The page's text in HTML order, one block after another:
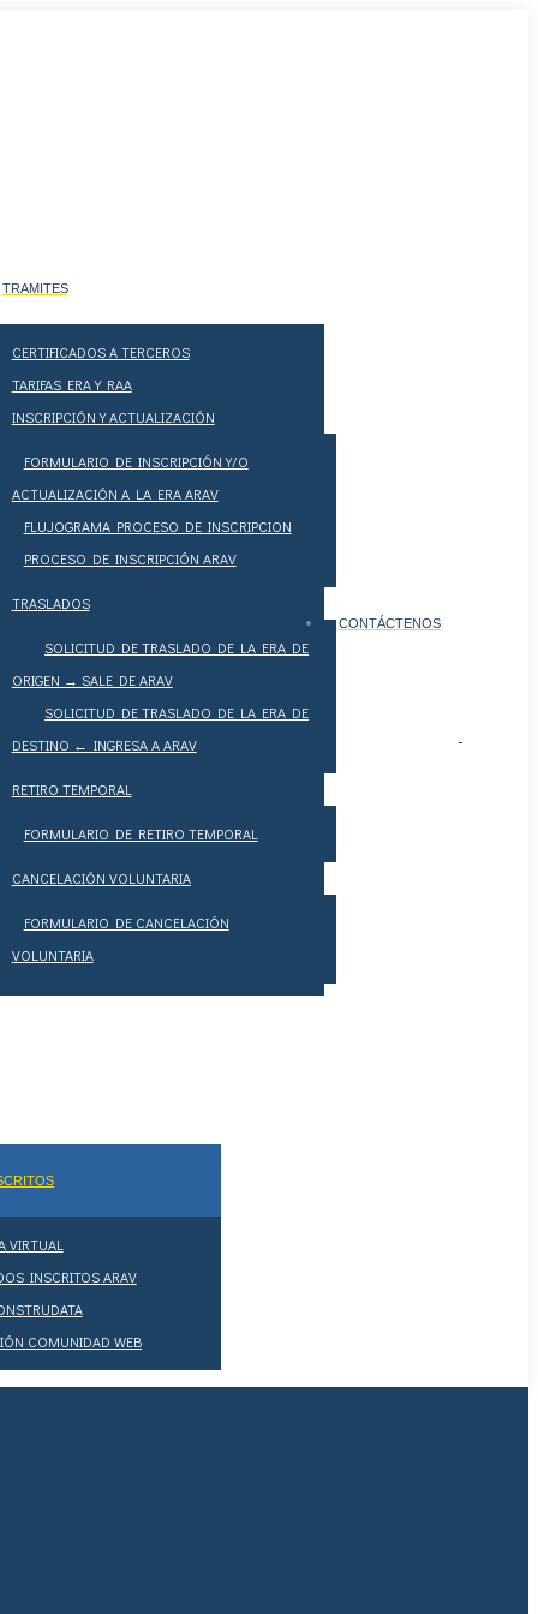
TRAMITES
CERTIFICADOS A TERCEROS
TARIFAS ERA Y RAA
INSCRIPCIÓN Y ACTUALIZACIÓN
FORMULARIO DE INSCRIPCIÓN Y/O
ACTUALIZACIÓN A LA ERA ARAV
FLUJOGRAMA PROCESO DE INSCRIPCION
PROCESO DE INSCRIPCIÓN ARAV
TRASLADOS
SOLICITUD DE TRASLADO DE LA ERA DE
ORIGEN → SALE DE ARAV
SOLICITUD DE TRASLADO DE LA ERA DE
DESTINO ← INGRESA A ARAV
RETIRO TEMPORAL
FORMULARIO DE RETIRO TEMPORAL
CANCELACIÓN VOLUNTARIA
FORMULARIO DE CANCELACIÓN
VOLUNTARIA
CONTÁCTENOS
VIRTUAL
INSCRITOS ARAV
COMUNIDAD WEB